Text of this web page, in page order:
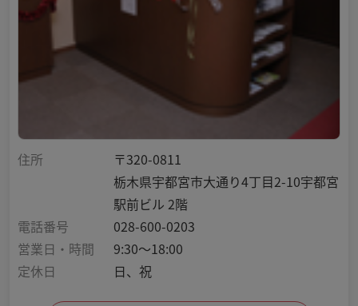
住所
〒320-0811
栃木県宇都宮市大通り4丁目2-10宇都宮
駅前ビル 2階
電話番号
028-600-0203
営業日・時間
9:30～18:00
定休日
日、祝